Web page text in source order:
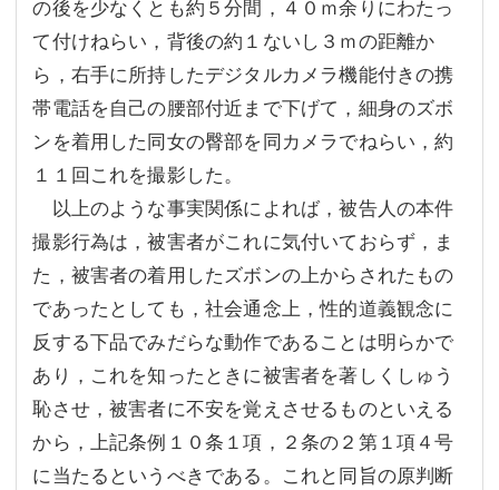
の後を少なくとも約５分間，４０ｍ余りにわたっ
て付けねらい，背後の約１ないし３ｍの距離か
ら，右手に所持したデジタルカメラ機能付きの携
帯電話を自己の腰部付近まで下げて，細身のズボ
ンを着用した同女の臀部を同カメラでねらい，約
１１回これを撮影した。
以上のような事実関係によれば，被告人の本件
撮影行為は，被害者がこれに気付いておらず，ま
た，被害者の着用したズボンの上からされたもの
であったとしても，社会通念上，性的道義観念に
反する下品でみだらな動作であることは明らかで
あり，これを知ったときに被害者を著しくしゅう
恥させ，被害者に不安を覚えさせるものといえる
から，上記条例１０条１項，２条の２第１項４号
に当たるというべきである。これと同旨の原判断